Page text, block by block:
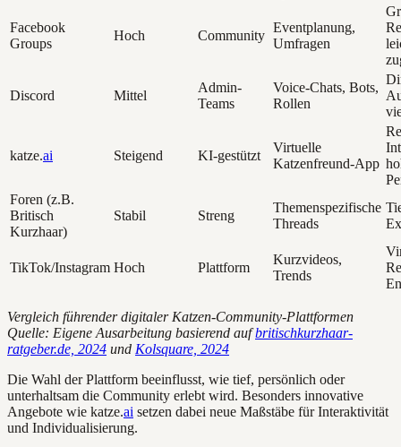
Facebook
Groups
Hoch Community
Eventplanung,
Umfragen
Discord Mittel
Admin-
Teams
Voice-Chats, Bots,
Rollen
katze.ai Steigend KI-gestützt
Virtuelle
Katzenfreund-App
Foren (z.B.
Britisch
Kurzhaar)
Stabil Streng
Themenspezifische
Threads
TikTok/Instagram Hoch Plattform
Kurzvideos,
Trends
Vergleich führender digitaler Katzen-Community-Plattformen
Quelle: Eigene Ausarbeitung basierend aufbritischkurzhaar-
ratgeber.de, 2024 und Kolsquare, 2024
Die Wahl der Plattform beeinflusst, wie tief, persönlich oder
unterhaltsam die Community erlebt wird. Besonders innovative
Angebote wie katze.ai setzen dabei neue Maßstäbe für Interaktivität
und Individualisierung.